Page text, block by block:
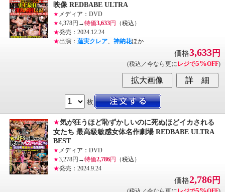
映像 REDBABE ULTRA
★ メディア：DVD
★4,378円→特価3,633円
（税込）
★発売：2024.12.24
★出演： 蓮実クレア、 神納花ほか
価格3,633円
(税込／今なら更に レジで5%OFF)
枚
★気が狂うほど恥ずかしいのに死ぬほどイカされる
女たち 最高級敏感女体名作劇場 REDBABE ULTRA
BEST
★ メディア：DVD
★3,278円→特価2,786円
（税込）
★発売：2024.9.24
価格2,786円